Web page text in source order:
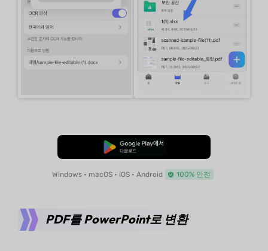
무료로 다운로드
Windows • macOS • iOS • Android 100% 안전
PDF를 PowerPoint로 변환